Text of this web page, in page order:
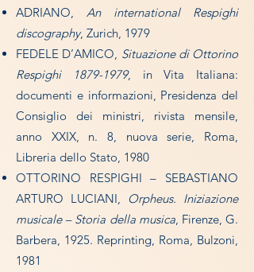
ADRIANO, An international Respighi
discography, Zurich, 1979
FEDELE D’AMICO, Situazione di Ottorino
Respighi
1879-1979, in Vita Italiana:
documenti e informazioni, Presidenza del
Consiglio dei ministri, rivista mensile,
anno XXIX, n. 8, nuova serie, Roma,
Libreria dello Stato, 1980
OTTORINO RESPIGHI – SEBASTIANO
ARTURO LUCIANI,
Orpheus. Iniziazione
musicale – Storia della musica, Firenze, G.
Barbera, 1925. Reprinting, Roma, Bulzoni,
1981